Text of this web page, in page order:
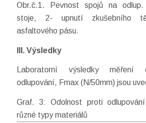
Obr.č.1. Pevnost spojů na
stoje, 2- upnutí zkušebního
asfaltového pásu.
III. Výsledky
Laboratorní výsledky měření
odlupování, Fmax (N/50mm) jsou
Graf. 3: Odolnost proti
různé typy materiálů